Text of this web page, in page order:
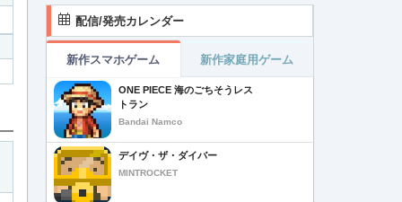
配信/発売カレンダー
新作スマホゲーム 新作家庭用ゲーム
ONE PIECE 海のごちそうレス
トラン
Bandai Namco
デイヴ・ザ・ダイバー
MINTROCKET